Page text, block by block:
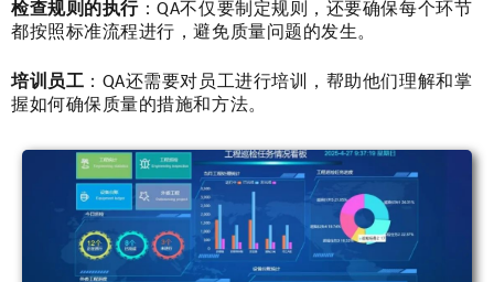
检查规则的执行：QA不仅要制定规则，还要确保每个环节
都按照标准流程进行，避免质量问题的发生。
培训员工 ：QA还需要对员工进行培训，帮助他们理解和掌
握如何确保质量的措施和方法。